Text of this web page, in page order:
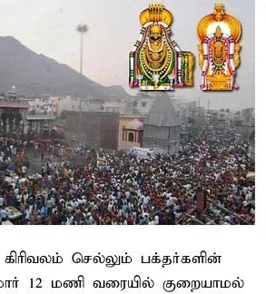
செல்லும் பக்தர்களின்
12 மணி வரையில் குறையாமல்